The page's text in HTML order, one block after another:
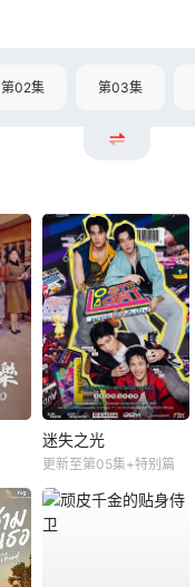
第02集 第03集
迷失之光
更新至第05集+特别篇